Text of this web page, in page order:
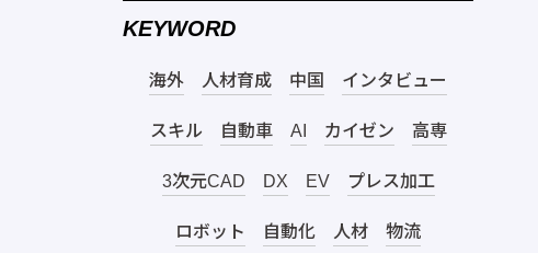
KEYWORD
海外 人材育成 中国 インタビュー
スキル 自動車 AI カイゼン 高専
3次元CAD DX EV プレス加工
ロボット 自動化 人材 物流